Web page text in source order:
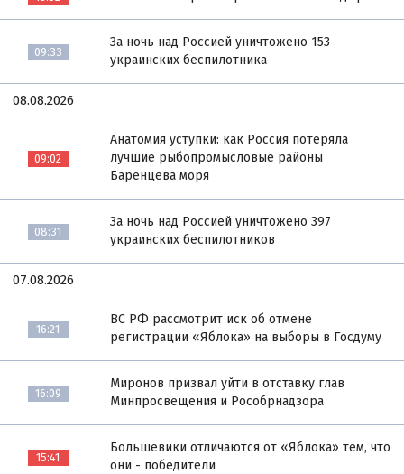
09:33
За ночь над Россией уничтожено 153
украинских беспилотника
08.08.2026
09:02
Анатомия уступки: как Россия потеряла
лучшие рыбопромысловые районы
Баренцева моря
08:31
За ночь над Россией уничтожено 397
украинских беспилотников
07.08.2026
16:21
ВС РФ рассмотрит иск об отмене
регистрации «Яблока» на выборы в Госдуму
16:09
Миронов призвал уйти в отставку глав
Минпросвещения и Рособрнадзора
15:41
Большевики отличаются от «Яблока» тем, что
они - победители